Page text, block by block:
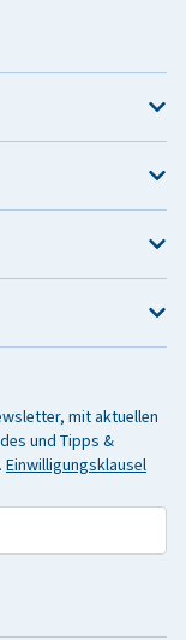
mit aktuellen
und Tipps &
Einwilligungsklausel